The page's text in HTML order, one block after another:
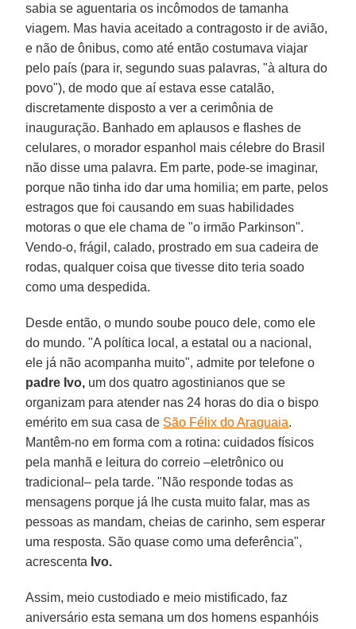
sabia se aguentaria os incômodos de tamanha
viagem. Mas havia aceitado a contragosto ir de avião,
e não de ônibus, como até então costumava viajar
pelo país (para ir, segundo suas palavras, "à altura do
povo"), de modo que aí estava esse catalão,
discretamente disposto a ver a cerimônia de
inauguração. Banhado em aplausos e flashes de
celulares, o morador espanhol mais célebre do Brasil
não disse uma palavra. Em parte, pode-se imaginar,
porque não tinha ido dar uma homilia; em parte, pelos
estragos que foi causando em suas habilidades
motoras o que ele chama de "o irmão Parkinson".
Vendo-o, frágil, calado, prostrado em sua cadeira de
rodas, qualquer coisa que tivesse dito teria soado
como uma despedida.
Desde então, o mundo soube pouco dele, como ele
do mundo. "A política local, a estatal ou a nacional,
ele já não acompanha muito", admite por telefone o
padre Ivo, um dos quatro agostinianos que se
organizam para atender nas 24 horas do dia o bispo
emérito em sua casa de São Félix do Araguaia.
Mantêm-no em forma com a rotina: cuidados físicos
pela manhã e leitura do correio –eletrônico ou
tradicional– pela tarde. "Não responde todas as
mensagens porque já lhe custa muito falar, mas as
pessoas as mandam, cheias de carinho, sem esperar
uma resposta. São quase como uma deferência",
acrescenta Ivo.
Assim, meio custodiado e meio mistificado, faz
aniversário esta semana um dos homens espanhóis